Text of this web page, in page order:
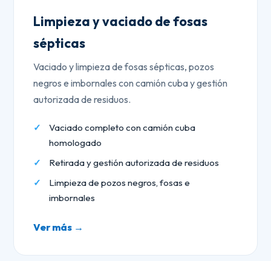
Limpieza y vaciado de fosas
sépticas
Vaciado y limpieza de fosas sépticas, pozos
negros e imbornales con camión cuba y gestión
autorizada de residuos.
Vaciado completo con camión cuba
homologado
Retirada y gestión autorizada de residuos
Limpieza de pozos negros, fosas e
imbornales
Ver más →